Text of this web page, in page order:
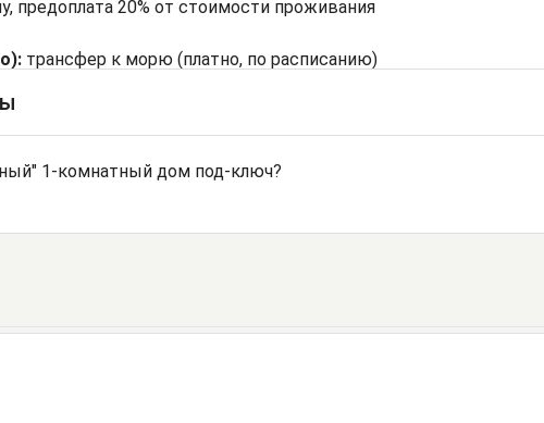
предоплата 20% от стоимости проживания
трансфер к морю (платно, по расписанию)
1-комнатный дом под-ключ?